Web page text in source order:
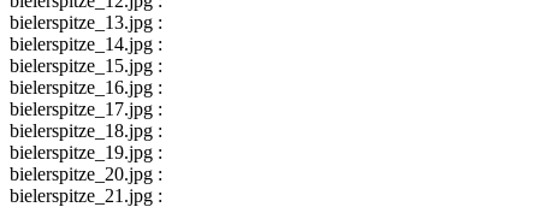
bielerspitze_13.jpg :
bielerspitze_14.jpg :
bielerspitze_15.jpg :
bielerspitze_16.jpg :
bielerspitze_17.jpg :
bielerspitze_18.jpg :
bielerspitze_19.jpg :
bielerspitze_20.jpg :
bielerspitze_21.jpg :